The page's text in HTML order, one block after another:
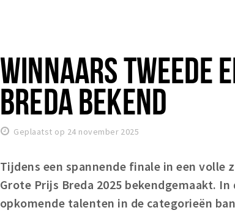
WINNAARS TWEEDE
BREDA BEKEND
Geplaatst op 24 november 2025
Tijdens een spannende finale in een volle
Grote Prijs Breda 2025 bekendgemaakt.
opkomende talenten in de categorieën